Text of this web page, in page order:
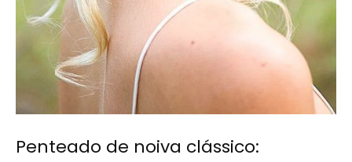
Penteado de noiva clássico: